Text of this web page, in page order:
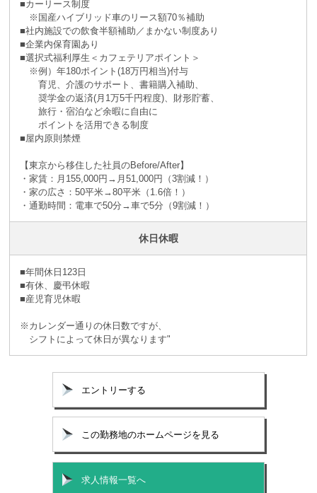
■カーリース制度
※国産ハイブリッド車のリース額70％補助
■社内施設での飲食半額補助／まかない制度あり
■企業内保育園あり
■選択式福利厚生＜カフェテリアポイント＞
※例）年180ポイント(18万円相当)付与
育児、介護のサポート、書籍購入補助、
奨学金の返済(月1万5千円程度)、財形貯蓄、
旅行・宿泊など余暇に自由に
ポイントを活用できる制度
■屋内原則禁煙
【東京から移住した社員のBefore/After】
・家賃：月155,000円→月51,000円（3割減！）
・家の広さ：50平米→80平米（1.6倍！）
・通勤時間：電車で50分→車で5分（9割減！）
休日休暇
■年間休日123日
■有休、慶弔休暇
■産児育児休暇
※カレンダー通りの休日数ですが、
シフトによって休日が異なります"
エントリーする
この勤務地のホームページを見る
求人情報一覧へ